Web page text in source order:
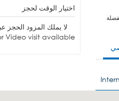
اختيار الوقت لحجز
لا يملك المزود الحجز
Video visit available.